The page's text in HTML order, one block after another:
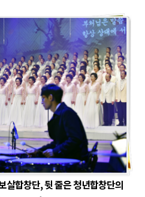
살합창단, 뒷 줄은 청년합창단의